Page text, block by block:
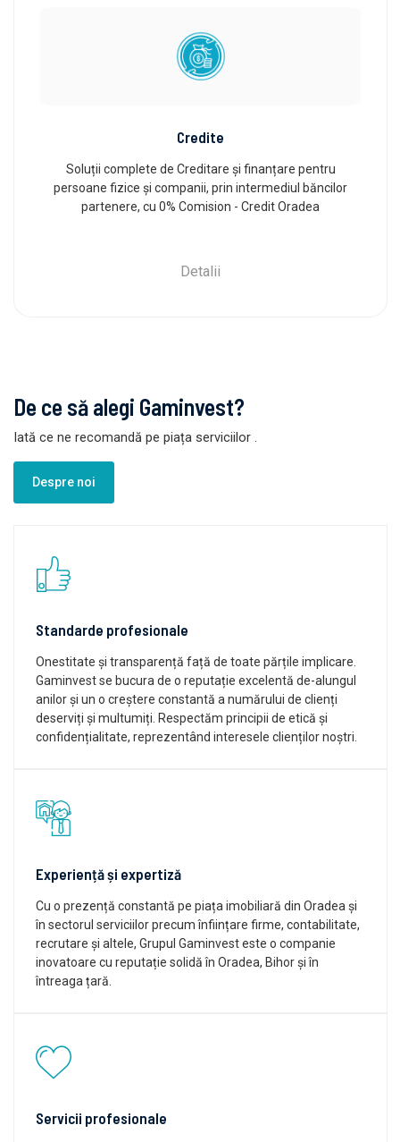
Credite
Soluții complete de Creditare și finanțare pentru
persoane fizice și companii, prin intermediul băncilor
partenere, cu 0% Comision - Credit Oradea
Detalii
De ce să alegi Gaminvest?
Iată ce ne recomandă pe piața serviciilor .
Despre noi
Standarde profesionale
Onestitate și transparență față de toate părțile implicare.
Gaminvest se bucura de o reputație excelentă de-alungul
anilor și un o creștere constantă a numărului de clienți
deserviți și multumiți. Respectăm principii de etică și
confidențialitate, reprezentând interesele clienților noștri.
Experiență și expertiză
Cu o prezență constantă pe piața imobiliară din Oradea și
în sectorul serviciilor precum înființare firme, contabilitate,
recrutare și altele, Grupul Gaminvest este o companie
inovatoare cu reputație solidă în Oradea, Bihor și în
întreaga țară.
Servicii profesionale